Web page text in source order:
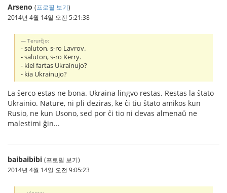
Arseno (프로필 보기)
2014년 4월 14일 오전 5:21:38
Terurĉjo:
- saluton, s-ro Lavrov.
- saluton, s-ro Kerry.
- kiel fartas Ukrainujo?
- kia Ukrainujo?
La ŝerco estas ne bona. Ukraina lingvo restas. Restas la ŝtato
Ukrainio. Nature, ni pli deziras, ke ĉi tiu ŝtato amikos kun
Rusio, ne kun Usono, sed por ĉi tio ni devas almenaŭ ne
malestimi ĝin...
baibaibibi (프로필 보기)
2014년 4월 14일 오전 9:05:23